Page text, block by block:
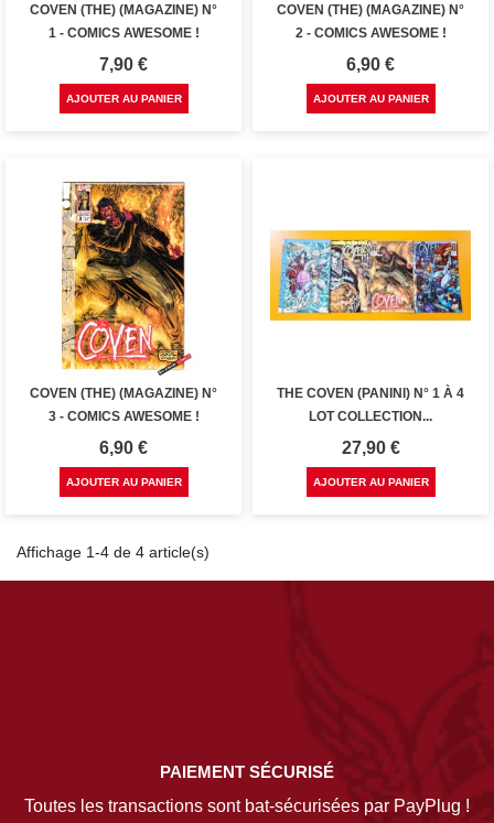
COVEN (THE) (MAGAZINE) N°
1 - COMICS AWESOME !
Prix
7,90 €
AJOUTER AU PANIER
COVEN (THE) (MAGAZINE) N°
2 - COMICS AWESOME !
Prix
6,90 €
AJOUTER AU PANIER
COVEN (THE) (MAGAZINE) N°
3 - COMICS AWESOME !
Prix
6,90 €
AJOUTER AU PANIER
THE COVEN (PANINI) N° 1 À 4
LOT COLLECTION...
Prix
27,90 €
AJOUTER AU PANIER
Affichage 1-4 de 4 article(s)
PAIEMENT SÉCURISÉ
Toutes les transactions sont bat-sécurisées par PayPlug !